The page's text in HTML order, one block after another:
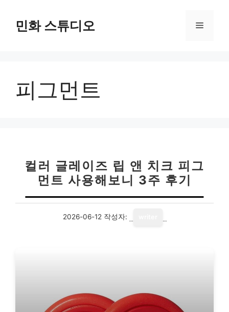
민화 스튜디오 메
피그먼트
컬러 글레이즈 립 앤 치크 피그
먼트 사용해보니 3주 후기
2026-06-12 작성자: